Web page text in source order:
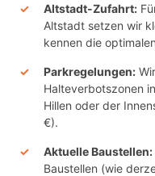
Altstadt-Zufahrt:
Altstadt setzen wir
kennen die
Parkregelungen:
Halteverbotszonen
Hillen oder der
€).
Aktuelle Baustellen:
Baustellen (wie